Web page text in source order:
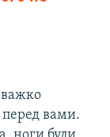
важко
перед вами.